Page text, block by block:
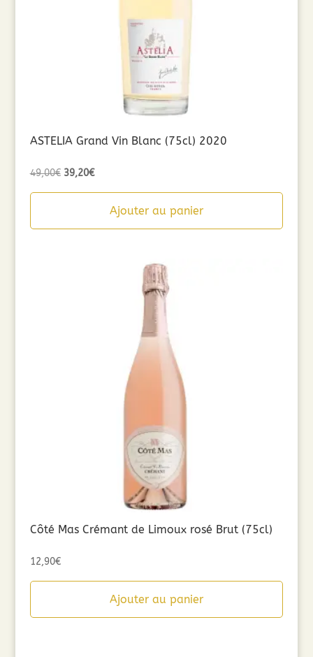
ASTELIA Grand Vin Blanc (75cl) 2020
49,00€ Le
39,20€Le
actuelAjouter au panier
Côté Mas Crémant de Limoux rosé Brut (75cl)
12,90€
Ajouter au panier